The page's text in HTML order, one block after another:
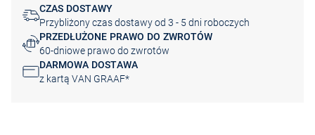
CZAS DOSTAWY
Przybliżony czas dostawy od 3 - 5 dni roboczych
PRZEDŁUŻONE PRAWO DO ZWROTÓW
60-dniowe prawo do zwrotów
DARMOWA DOSTAWA
z kartą VAN GRAAF*